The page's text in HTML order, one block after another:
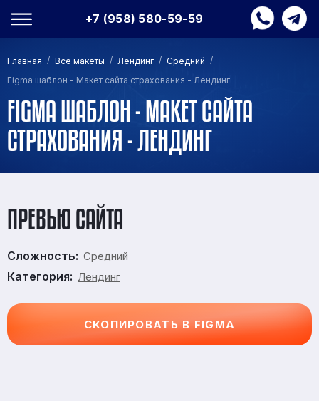
+7 (958) 580-59-59
Главная / Все макеты / Лендинг / Средний /
Figma шаблон - Макет сайта страхования - Лендинг
FIGMA ШАБЛОН - МАКЕТ САЙТА
СТРАХОВАНИЯ - ЛЕНДИНГ
ПРЕВЬЮ САЙТА
Сложность: Средний
Категория: Лендинг
СКОПИРОВАТЬ В FIGMA